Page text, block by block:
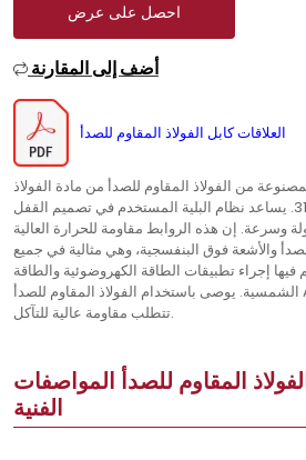
احصل على عرض
أضف إلى المقارنة
العلاقات كابل الفولاذ المقاوم للصدأ
من الفولاذ المقاوم للصدأ من مادة الفولاذ
المقاوم للصدأ جودة 304 و 316. يساعد نظام البلية المستخدم في تصميم القفل
وسرعة. إن هذه الروابط مقاومة للحرارة العالية
والأشعة فوق البنفسجية، وهي مثالية في جميع
فيها إجراء تطبيقات الطاقة الكهروضوئية والطاقة
الشمسية. يوصى باستخدام الفولاذ المقاوم للصدأ AISI 316 للأماكن النشطة التي
تتطلب مقاومة عالية للتآكل.
المقاوم للصدأ المواصفات
الفنية